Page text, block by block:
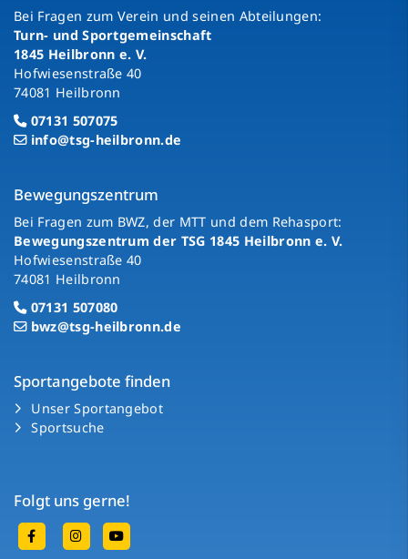
Bei Fragen zum Verein und seinen Abteilungen:
Turn- und Sportgemeinschaft
1845 Heilbronn e. V.
Hofwiesenstraße 40
74081 Heilbronn
07131 507075
info@tsg-heilbronn.de
Bewegungszentrum
Bei Fragen zum BWZ, der MTT und dem Rehasport:
Bewegungszentrum der TSG 1845 Heilbronn e. V.
Hofwiesenstraße 40
74081 Heilbronn
07131 507080
bwz@tsg-heilbronn.de
Sportangebote finden
Unser Sportangebot
Sportsuche
Folgt uns gerne!